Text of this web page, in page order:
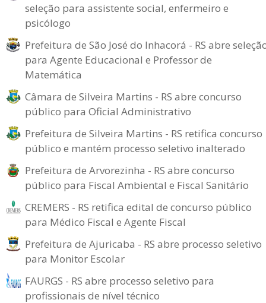
seleção para assistente social, enfermeiro e
psicólogo
Prefeitura de São José do Inhacorá - RS abre
para Agente Educacional e Professor de
Matemática
Câmara de Silveira Martins - RS abre concurso
público para Oficial Administrativo
Prefeitura de Silveira Martins - RS retifica concurso
público e mantém processo seletivo inalterado
Prefeitura de Arvorezinha - RS abre concurso
público para Fiscal Ambiental e Fiscal Sanitário
CREMERS - RS retifica edital de concurso público
para Médico Fiscal e Agente Fiscal
Prefeitura de Ajuricaba - RS abre processo seletivo
para Monitor Escolar
FAURGS - RS abre processo seletivo para
profissionais de nível técnico